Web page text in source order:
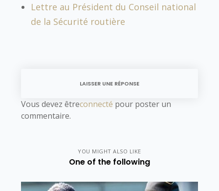
Lettre au Président du Conseil national
de la Sécurité routière
LAISSER UNE RÉPONSE
Vous devez êtreconnecté pour poster un
commentaire.
YOU MIGHT ALSO LIKE
One of the following